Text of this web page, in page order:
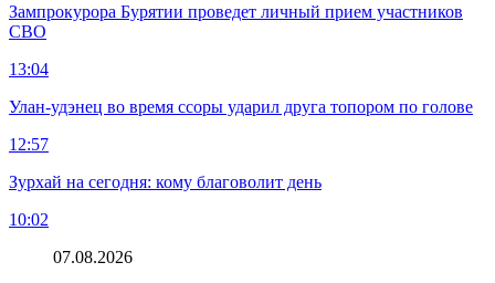
Зампрокурора Бурятии проведет личный прием участников
СВО
13:04
Улан-удэнец во время ссоры ударил друга топором по голове
12:57
Зурхай на сегодня: кому благоволит день
10:02
07.08.2026